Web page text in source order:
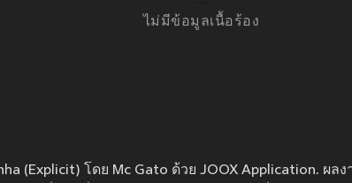
ไม่มีข้อมูลเนื้อร้อง
(Explicit) โดย Mc Gato ด้วย JOOX Application. ผล